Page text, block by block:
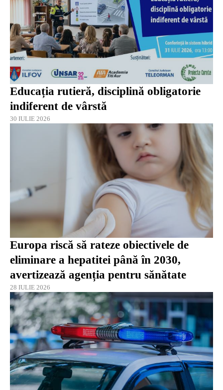
Educația rutieră, disciplină obligatorie
indiferent de vârstă
30 IULIE 2026
Europa riscă să rateze obiectivele de
eliminare a hepatitei până în 2030,
avertizează agenția pentru sănătate
28 IULIE 2026